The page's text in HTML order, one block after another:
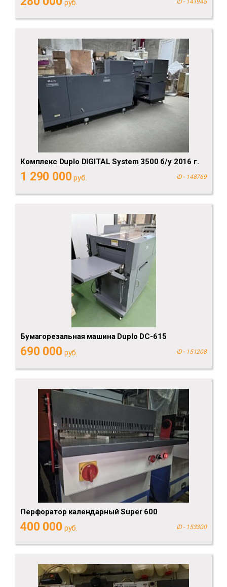
руб.
Комплекс Duplo DIGITAL System 3500 б/у 2016 г.
1 290 000 руб. ID - 148769
Бумагорезальная машина Duplo DC-615
690 000 руб. ID - 151208
Перфоратор календарный Super 600
400 000 руб. ID - 153300